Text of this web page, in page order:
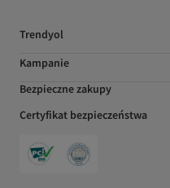
Trendyol
Kampanie
Bezpieczne zakupy
Certyfikat bezpieczeństwa